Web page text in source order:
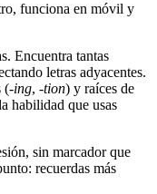
funciona en móvil y
Encuentra tantas
letras adyacentes.
(-ing, -tion) y raíces de
habilidad que usas
sin marcador que
recuerdas más